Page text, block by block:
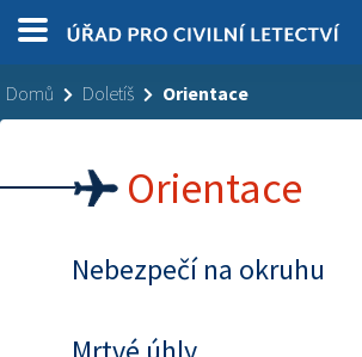
Domů Doletíš Orientace
Orientace
Nebezpečí na okruhu